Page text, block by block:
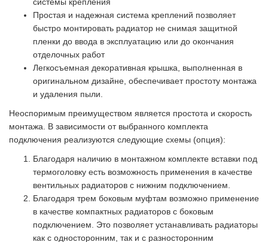
Простая и надежная система креплений позволяет
быстро монтировать радиатор не снимая защитной
пленки до ввода в эксплуатацию или до окончания
отделочных работ
Легкосъемная декоративная крышка, выполненная в
оригинальном дизайне, обеспечивает простоту монтажа
и удаления пыли.
Неоспоримым преимуществом является простота и скорость
монтажа. В зависимости от выбранного комплекта
подключения реализуются следующие схемы (опция):
Благодаря наличию в монтажном комплекте вставки под
термоголовку есть возможность применения в качестве
вентильных радиаторов с нижним подключением.
Благодаря трем боковым муфтам возможно применение
в качестве компактных радиаторов с боковым
подключением. Это позволяет устанавливать радиаторы
как с односторонним, так и с разносторонним